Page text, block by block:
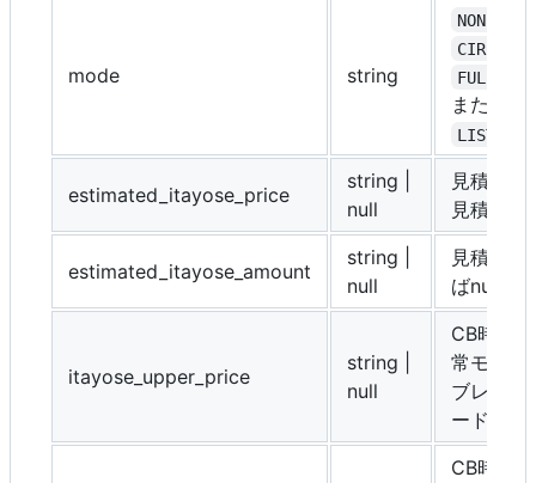
mode string
NONE
または
LISTING
estimated_itayose_price
string |
null
見積価格
見積価格
estimated_itayose_amount
string |
null
見積数量
ばnull
itayose_upper_price
string |
null
CB時制
常モード
ブレイク
ードは
CB時制